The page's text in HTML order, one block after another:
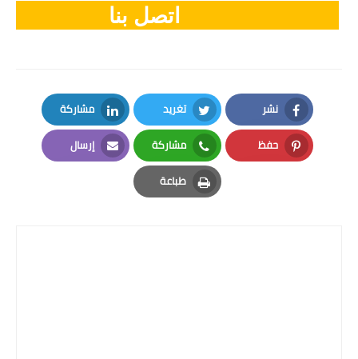
اتصل بنا
نشر
Facebook
تغريد
Twitter
مشاركة
LinkedIn
حفظ
Pinterest
مشاركة
Whatsapp
إرسال
Email
طباعة
Print